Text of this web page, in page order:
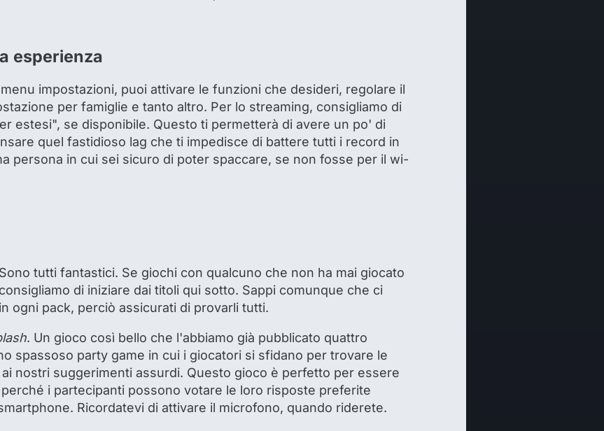
esperienza
impostazioni, puoi attivare le funzioni che desideri, regolare il
per famiglie e tanto altro. Per lo streaming, consigliamo di
estesi", se disponibile. Questo ti permetterà di avere un po' di
quel fastidioso lag che ti impedisce di battere tutti i record in
persona in cui sei sicuro di poter spaccare, se non fosse per il wi-
tutti fantastici. Se giochi con qualcuno che non ha mai giocato
di iniziare dai titoli qui sotto. Sappi comunque che ci
ogni pack, perciò assicurati di provarli tutti.
. Un gioco così bello che l'abbiamo già pubblicato quattro
spassoso party game in cui i giocatori si sfidano per trovare le
nostri suggerimenti assurdi. Questo gioco è perfetto per essere
i partecipanti possono votare le loro risposte preferite
Ricordatevi di attivare il microfono, quando riderete.